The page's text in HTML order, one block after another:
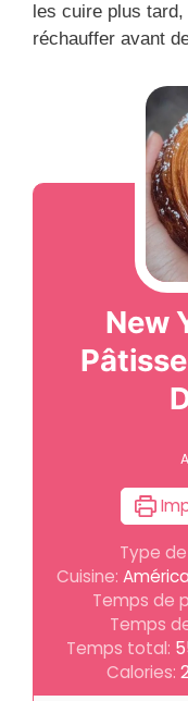
les cuire plus
réchauffer avant
New
Type
Cuisine:
Temps de
Temps
Temps total:
Calories: